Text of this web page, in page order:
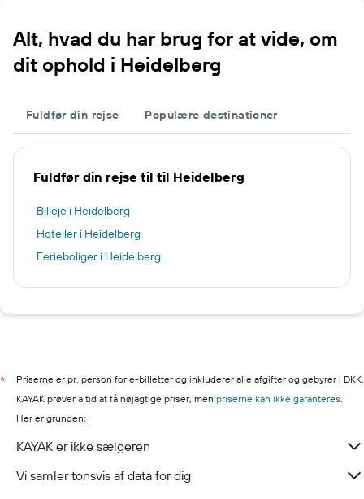
Alt, hvad du har brug for at vide, om
dit ophold i Heidelberg
Fuldfør din rejse Populære destinationer
Fuldfør din rejse til til Heidelberg
Billeje i Heidelberg
Hoteller i Heidelberg
Ferieboliger i Heidelberg
*
Priserne er pr. person for e-billetter og inkluderer alle afgifter og gebyrer i DKK.
KAYAK prøver altid at få nøjagtige priser, men priserne kan ikke garanteres.
Her er grunden:
KAYAK er ikke sælgeren
Vi samler tonsvis af data for dig